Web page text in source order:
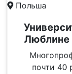
Польша
Люблине
почти 40